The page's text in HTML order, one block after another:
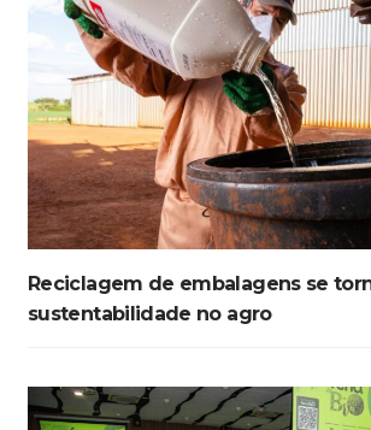
Reciclagem de embalagens se
sustentabilidade no agro